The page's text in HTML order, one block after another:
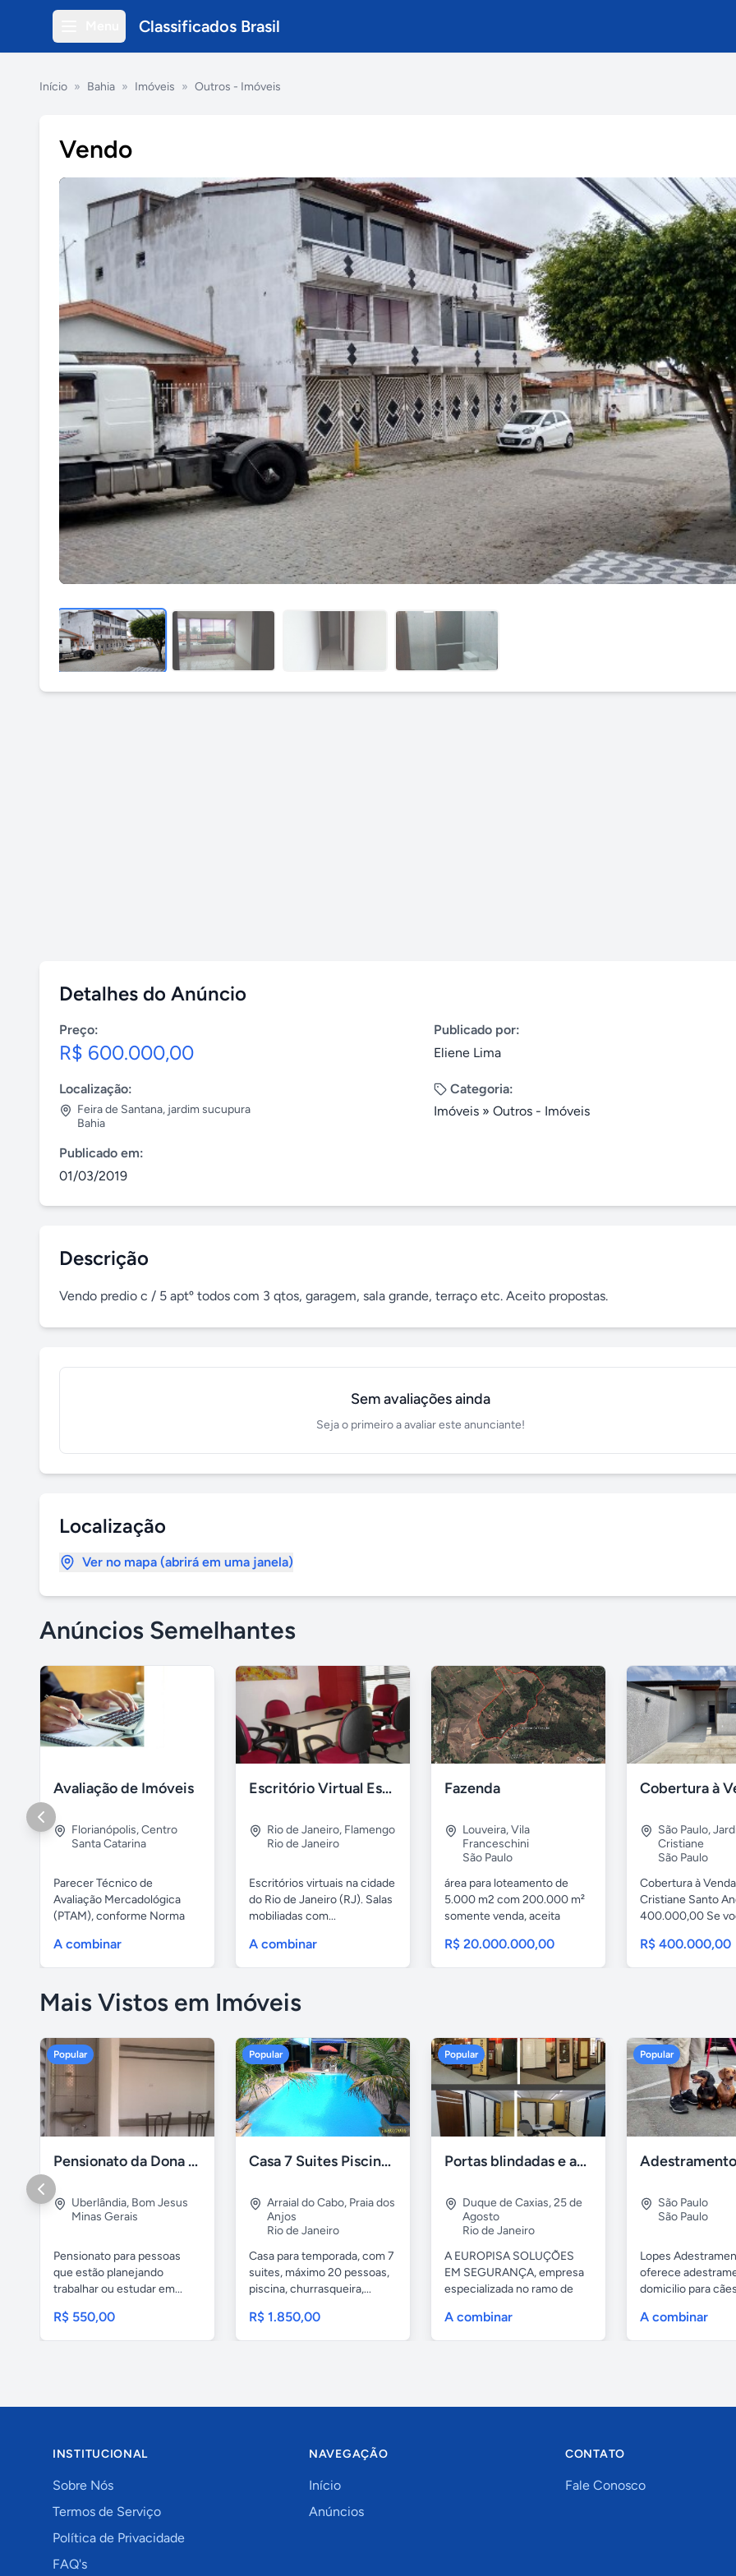
Classificados Brasil
Início » Bahia » Imóveis » Outros - Imóveis
Vendo
Detalhes do Anúncio
Preço:
R$ 600.000,00
Publicado por:
Eliene Lima
Localização:
Feira de Santana, jardim sucupura
Bahia
Categoria:
Imóveis » Outros - Imóveis
Publicado em:
01/03/2019
Descrição
Vendo predio c / 5 aptº todos com 3 qtos, garagem, sala grande, terraço etc. Aceito propostas.
Sem avaliações ainda
Seja o primeiro a avaliar este anunciante!
Localização
Ver no mapa (abrirá em uma janela)
Anúncios Semelhantes
Avaliação de Imóveis
Florianópolis,Centro
Santa Catarina
Parecer Técnico de
Avaliação Mercadológica
(PTAM), conforme Norma
A combinar
Escritório Virtual Espaço 2D
Rio de Janeiro, Flamengo
Rio de Janeiro
Escritórios virtuais na cidade
do Rio de Janeiro (RJ). Salas
mobiliadas com...
A combinar
Fazenda
Louveira,Vila
Franceschini
São Paulo
área para loteamento de
5.000 m2 com 200.000 m²
somente venda, aceita
R$ 20.000.000,00
São Paulo,
Cristiane
São Paulo
Cobertura à
Cristiane Santo
400.000,00 Se
R$ 400.000,00
Mais Vistos em Imóveis
Popular
Pensionato da Dona Maria - Uberlândia/MG
Uberlândia, Bom Jesus
Minas Gerais
Pensionato para pessoas
que estão planejando
trabalhar ou estudar em...
R$ 550,00
Popular
Casa 7 Suites Piscina - Praia dos Anjos
Arraial do Cabo, Praia dos
Anjos
Rio de Janeiro
Casa para temporada, com 7
suites, máximo 20 pessoas,
piscina, churrasqueira,...
R$ 1.850,00
Popular
Portas blindadas e anti-arrombamento Europisa
Duque de Caxias,25 de
Agosto
Rio de Janeiro
A EUROPISA SOLUÇÕES
EM SEGURANÇA, empresa
especializada no ramo de
A combinar
Popular
São Paulo
São Paulo
Lopes
oferece
domicilio para
A combinar
INSTITUCIONAL
Sobre Nós
Termos de Serviço
Política de Privacidade
FAQ's
NAVEGAÇÃO
Início
Anúncios
CONTATO
Fale Conosco